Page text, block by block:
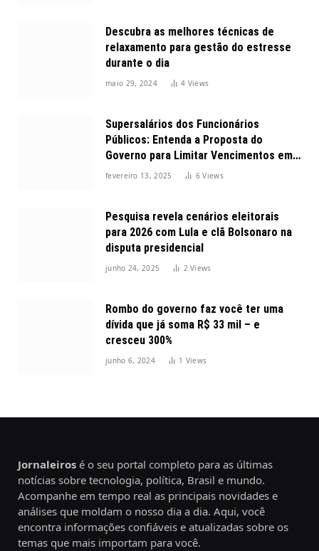
Descubra as melhores técnicas de
relaxamento para gestão do estresse
durante o dia
maio 29, 2024 4 Views
Supersalários dos Funcionários
Públicos: Entenda a Proposta do
Governo para Limitar Vencimentos em
2025
fevereiro 13, 2025 6Views
Pesquisa revela cenários eleitorais
para 2026 com Lula e clã Bolsonaro na
disputa presidencial
junho 24, 2025 2Views
Rombo do governo faz você ter uma
dívida que já soma R$ 33 mil – e
cresceu 300%
junho 6, 2024 1 Views
Jornaleiros é o seu portal completo para as últimas
notícias sobre tecnologia, política, Brasil e mundo.
Acompanhe em tempo real as principais novidades e
análises que moldam o nosso dia a dia. Aqui, você
encontra informações confiáveis e atualizadas sobre os
temas que mais importam para você.